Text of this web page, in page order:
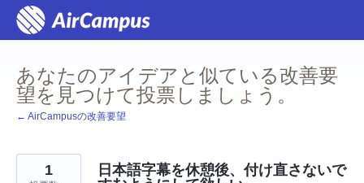
コ
ン
テ
へ
ス
キ
プ
あなたのアイデアと似ている改善要
望を見つけて投票しましょう。
← AirCampusの改善要望
日本語字幕を休憩後、付け直さないで
1